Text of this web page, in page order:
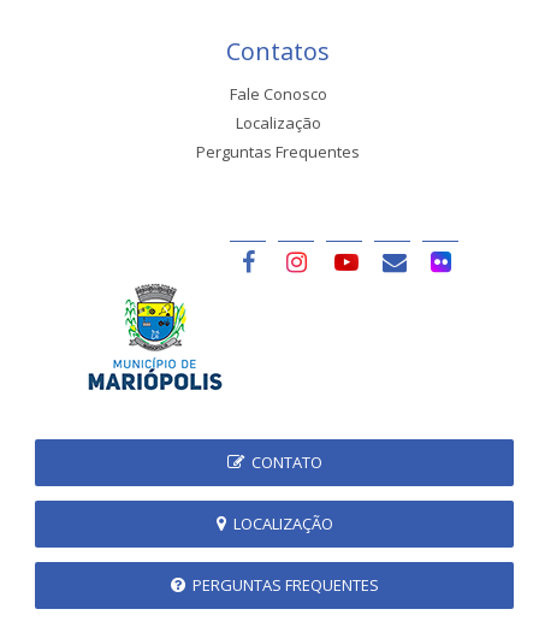
Contatos
Fale Conosco
Localização
Perguntas Frequentes
CONTATO
LOCALIZAÇÃO
PERGUNTAS FREQUENTES